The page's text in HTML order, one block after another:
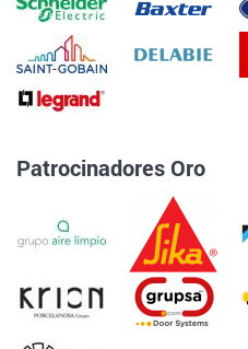
Patrocinadores Oro